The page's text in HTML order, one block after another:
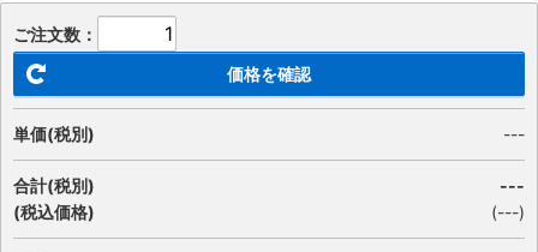
ご注文数：
価格を確認
単価(税別) ---
合計(税別)
(税込価格)
---
(---)